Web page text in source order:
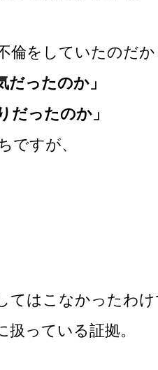
倫をしていたのだ
だったのか」
だったのか」
ですが、
てはこなかったわ
っている証拠。